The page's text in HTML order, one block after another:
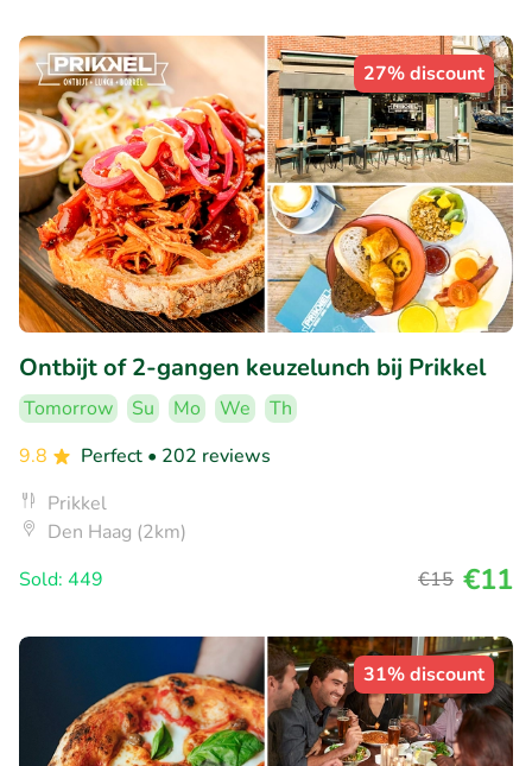
27% discount
Ontbijt of 2-gangen keuzelunch bij Prikkel
Tomorrow Su Mo We
Th
9.8
Perfect • 202 reviews
Prikkel
Den Haag (2km)
Sold: 449
€15 €11
31% discount